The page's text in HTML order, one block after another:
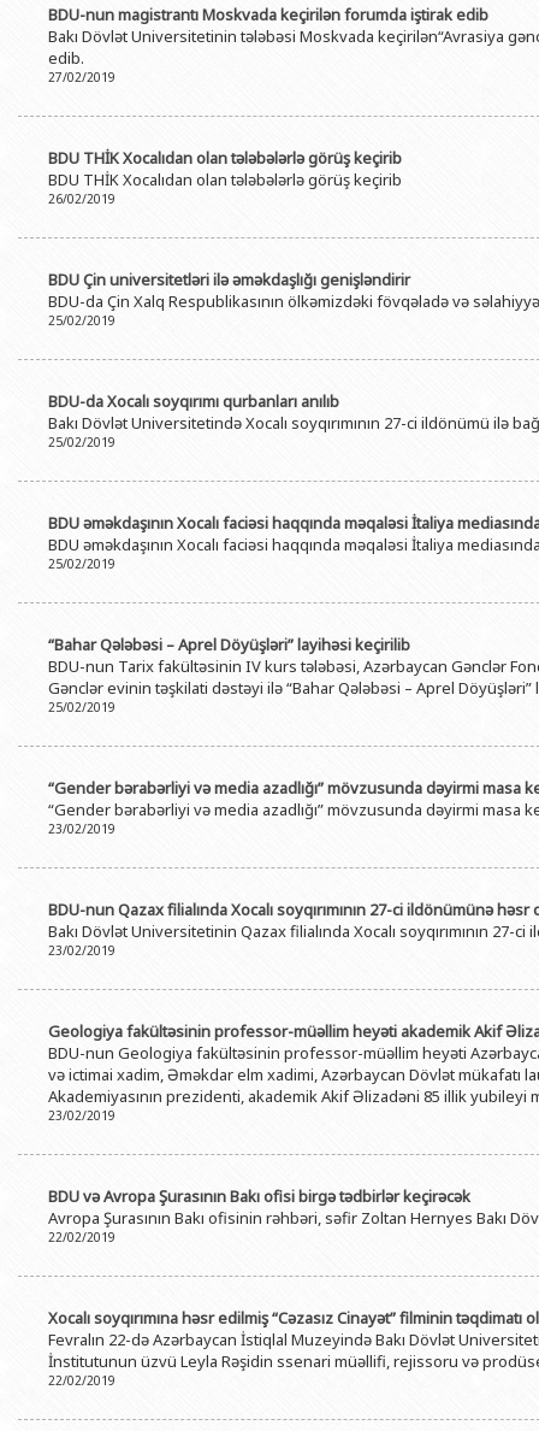
BDU-nun məzunları
Fəxri doktorlarımız
Universitet tarixinin ən mühüm hadisələri
İnsan resursları və hüquq şöbəsi
Psixoloji Yardım Sektoru
BDU-nun Nəşr Evi
Geologiya fakültəsi
Hüquq fakültəsi
Şərqşünasliq
BDU-nun magistrantı Moskvada keçirilən forumda iştirak edib
Bakı Dövlət Universitetinin tələbəsi Moskvada keçirilən“Avrasiya
edib.
27/02/2019
BDU THİK Xocalıdan olan tələbələrlə görüş keçirib
BDU THİK Xocalıdan olan tələbələrlə görüş keçirib
26/02/2019
BDU Çin universitetləri ilə əməkdaşlığı genişləndirir
BDU-da Çin Xalq Respublikasının ölkəmizdəki fövqəladə və
25/02/2019
BDU-da Xocalı soyqırımı qurbanları anılıb
Bakı Dövlət Universitetində Xocalı soyqırımının 27-ci ildönümü ilə
25/02/2019
BDU əməkdaşının Xocalı faciəsi haqqında məqaləsi İtaliya
BDU əməkdaşının Xocalı faciəsi haqqında məqaləsi İtaliya
25/02/2019
“Bahar Qələbəsi – Aprel Döyüşləri” layihəsi keçirilib
BDU-nun Tarix fakültəsinin IV kurs tələbəsi, Azərbaycan Gənclər
Gənclər evinin təşkilati dəstəyi ilə “Bahar Qələbəsi – Aprel
25/02/2019
“Gender bərabərliyi və media azadlığı” mövzusunda dəyirmi masa
“Gender bərabərliyi və media azadlığı” mövzusunda dəyirmi masa
23/02/2019
BDU-nun Qazax filialında Xocalı soyqırımının 27-ci ildönümünə
Bakı Dövlət Universitetinin Qazax filialında Xocalı soyqırımının
23/02/2019
Geologiya fakültəsinin professor-müəllim heyəti akademik Akif
BDU-nun Geologiya fakültəsinin professor-müəllim heyəti
və ictimai xadim, Əməkdar elm xadimi, Azərbaycan Dövlət mükafatı
Akademiyasının prezidenti, akademik Akif Əlizadəni 85 illik yubileyi
23/02/2019
BDU və Avropa Şurasının Bakı ofisi birgə tədbirlər keçirəcək
Avropa Şurasının Bakı ofisinin rəhbəri, səfir Zoltan Hernyes Bakı
22/02/2019
Xocalı soyqırımına həsr edilmiş “Cəzasız Cinayət” filminin təqdimatı
Fevralın 22-də Azərbaycan İstiqlal Muzeyində Bakı Dövlət
İnstitutunun üzvü Leyla Rəşidin ssenari müəllifi, rejissoru və
22/02/2019